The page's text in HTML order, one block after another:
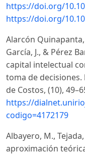
https://doi.org/
https://doi.org/
Alarcón Quinapanta,
García, J., & Pérez
capital intelectual
toma de
de Costos, (10),
https://
codigo=4172179
Albayero, M.,
aproximación